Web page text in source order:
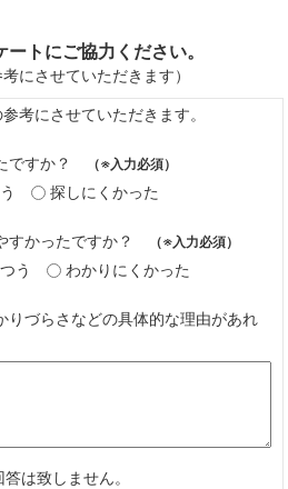
トにご協力ください。
にさせていただきます）
考にさせていただきます。
ですか？ （※入力必須）
探しにくかった
すかったですか？ （※入力必須）
う わかりにくかった
りづらさなどの具体的な理由があれ
は致しません。